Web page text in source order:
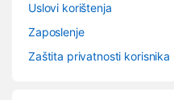
Uslovi korištenja
Zaposlenje
Zaštita privatnosti korisnika